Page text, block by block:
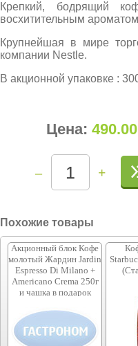
Крепкий, бодрящий
восхитительным
Крупнейшая в мире
компании Nestle.
В акционной упаковке :
Цена: 490.00
– +
Похожие товары
Акционный блок Кофе
молотый Жардин Jardin
Espresso Di Milano +
Americano Crema 250г
и чашка в подарок